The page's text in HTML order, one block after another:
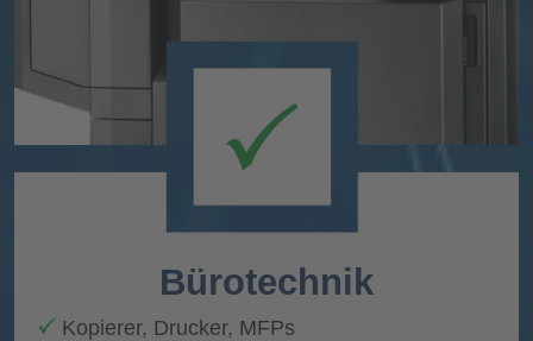
Bürotechnik
Kopierer, Drucker, MFPs